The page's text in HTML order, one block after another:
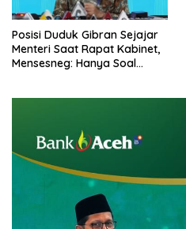
Posisi Duduk Gibran Sejajar
Menteri Saat Rapat Kabinet,
Mensesneg: Hanya Soal